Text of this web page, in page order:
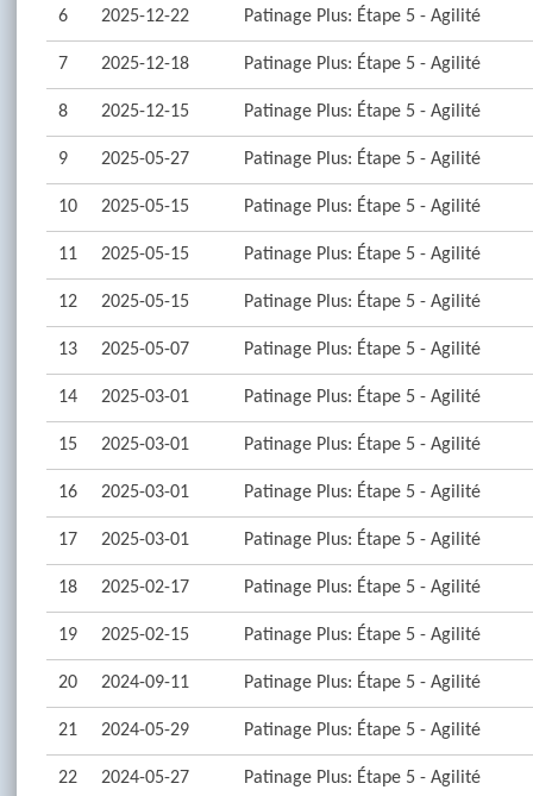
6 2025-12-22 Patinage Plus: Étape 5 - Agilité
7 2025-12-18 Patinage Plus: Étape 5 - Agilité
8 2025-12-15 Patinage Plus: Étape 5 - Agilité
9 2025-05-27 Patinage Plus: Étape 5 - Agilité
10 2025-05-15 Patinage Plus: Étape 5 - Agilité
11 2025-05-15 Patinage Plus: Étape 5 - Agilité
12 2025-05-15 Patinage Plus: Étape 5 - Agilité
13 2025-05-07 Patinage Plus: Étape 5 - Agilité
14 2025-03-01 Patinage Plus: Étape 5 - Agilité
15 2025-03-01 Patinage Plus: Étape 5 - Agilité
16 2025-03-01 Patinage Plus: Étape 5 - Agilité
17 2025-03-01 Patinage Plus: Étape 5 - Agilité
18 2025-02-17 Patinage Plus: Étape 5 - Agilité
19 2025-02-15 Patinage Plus: Étape 5 - Agilité
20 2024-09-11 Patinage Plus: Étape 5 - Agilité
21 2024-05-29 Patinage Plus: Étape 5 - Agilité
22 2024-05-27 Patinage Plus: Étape 5 - Agilité